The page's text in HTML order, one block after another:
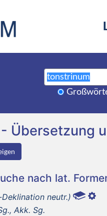
Übersetzung
nach lat.
neutr.)
Akk. Sg.